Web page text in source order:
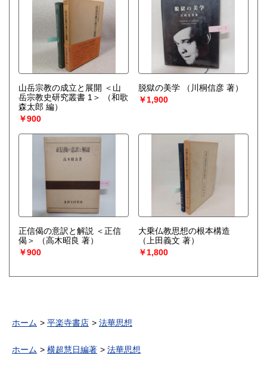
山岳宗教の成立と展開 ＜山
岳宗教史研究叢書 1＞
（和歌
森太郎 編）
￥900
脱獄の美学
（川桐信彦 著）
￥1,900
正信偈の意訳と解説 ＜正信
偈＞
（高木昭良 著）
￥900
大乗仏教思想の根本構造
（上田義文 著）
￥1,800
ホーム 平楽寺書店 法華思想
ホーム 横超慧日編著 法華思想